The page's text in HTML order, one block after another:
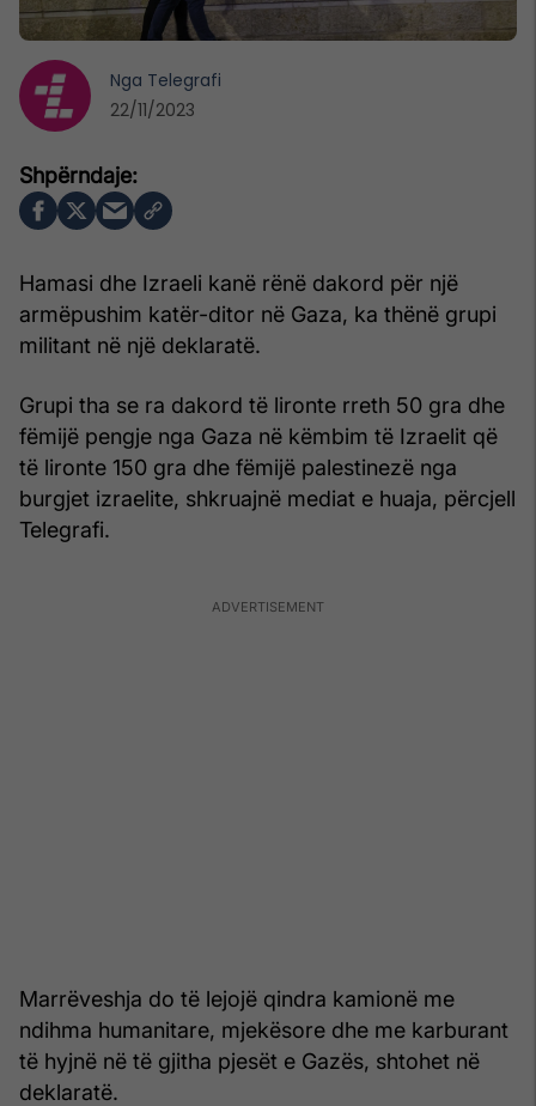
Hamasi dhe Izraeli kanë rënë dakord për një
armëpushim katër-ditor në Gaza, ka thënë grupi
militant në një deklaratë.
Grupi tha se ra dakord të lironte rreth 50 gra dhe
fëmijë pengje nga Gaza në këmbim të Izraelit që
të lironte 150 gra dhe fëmijë palestinezë nga
burgjet izraelite, shkruajnë mediat e huaja, përcjell
Telegrafi.
Marrëveshja do të lejojë qindra kamionë me
ndihma humanitare, mjekësore dhe me karburant
të hyjnë në të gjitha pjesët e Gazës, shtohet në
deklaratë.
Nga Telegrafi
22/11/2023